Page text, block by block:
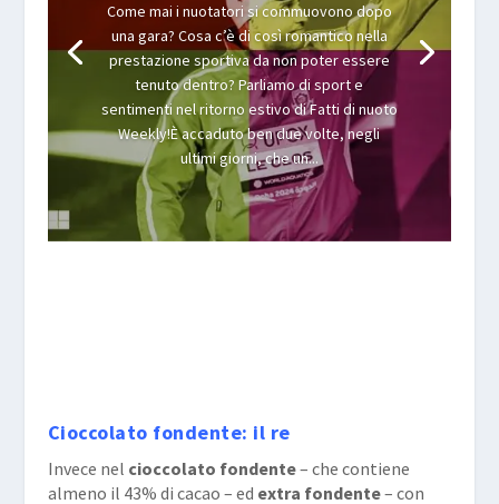
Come mai i nuotatori si commuovono dopo
una gara? Cosa c’è di così romantico nella
prestazione sportiva da non poter essere
tenuto dentro? Parliamo di sport e
sentimenti nel ritorno estivo di Fatti di nuoto
Weekly!È accaduto ben due volte, negli
ultimi giorni, che un...
Cioccolato fondente: il re
Invece nel cioccolato fondente– che contiene
almeno il 43% di cacao – ed extra fondente– con